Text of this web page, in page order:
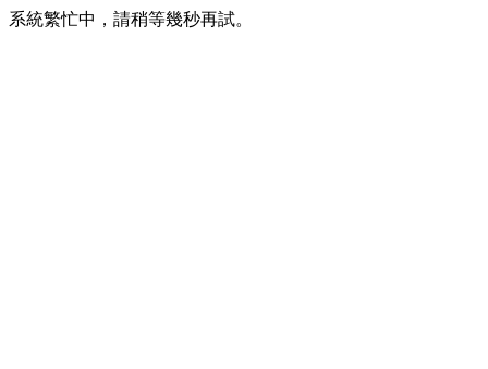
系統繁忙中，請稍等幾秒再試。